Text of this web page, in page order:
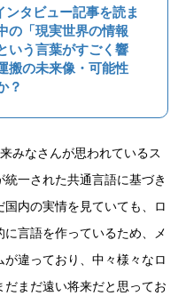
タビュー記事を読ま
の「現実世界の情報
いう言葉がすごく響
搬の未来像・可能性
？
みなさんが思われているス
一された共通言語に基づき
内の実情を見ていても、ロ
言語を作っているため、メ
違っており、中々様々なロ
まだ遠い将来だと思ってお